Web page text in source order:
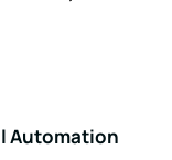
Automation